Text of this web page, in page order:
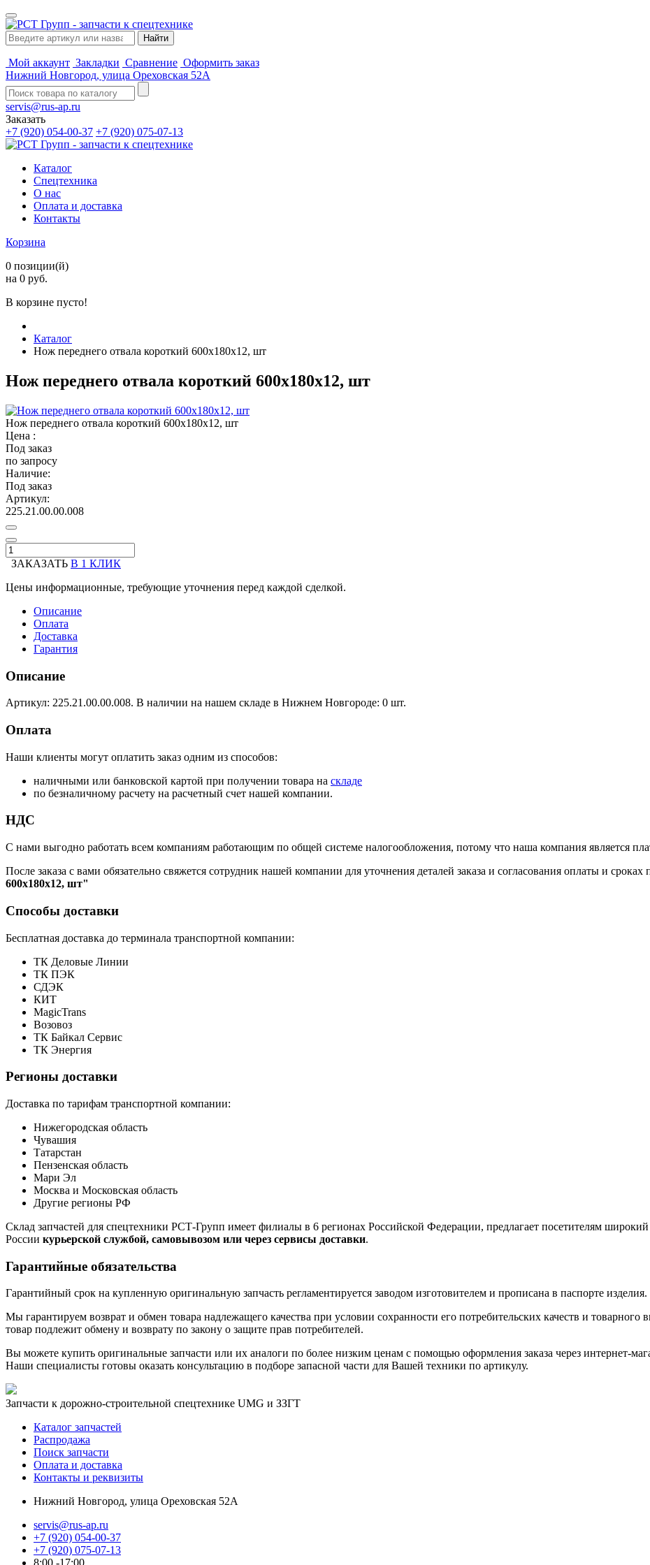
Мой аккаунт Закладки Сравнение Оформить заказ
Нижний Новгород, улица Ореховская 52А
servis@rus-ap.ru
Заказать
+7 (920) 054-00-37 +7 (920) 075-07-13
Каталог
Спецтехника
О нас
Оплата и доставка
Контакты
Корзина
0 позиции(й)
на 0 руб.
В корзине пусто!
Каталог
Нож переднего отвала короткий 600х180х12, шт
Нож переднего отвала короткий 600х180х12, шт
Нож переднего отвала короткий 600х180х12, шт
Цена :
Под заказ
по запросу
Наличие:
Под заказ
Артикул:
225.21.00.00.008
ЗАКАЗАТЬ В 1 КЛИК
Цены информационные, требующие уточнения перед каждой сделкой.
Описание
Оплата
Доставка
Гарантия
Описание
Артикул: 225.21.00.00.008. В наличии на нашем складе в Нижнем Новгороде: 0 шт.
Оплата
Наши клиенты могут оплатить заказ одним из способов:
наличными или банковской картой при получении товара на складе
по безналичному расчету на расчетный счет нашей компании.
НДС
С нами выгодно работать всем компаниям работающим по общей системе налогообложения, потому что наша компания является
После заказа с вами обязательно свяжется сотрудник нашей компании для уточнения деталей заказа и согласования оплаты и сроках
600х180х12, шт"
Способы доставки
Бесплатная доставка до терминала транспортной компании:
ТК Деловые Линии
ТК ПЭК
СДЭК
КИТ
MagicTrans
Возовоз
ТК Байкал Сервис
ТК Энергия
Регионы доставки
Доставка по тарифам транспортной компании:
Нижегородская область
Чувашия
Татарстан
Пензенская область
Мари Эл
Москва и Московская область
Другие регионы РФ
Склад запчастей для спецтехники РСТ-Групп имеет филиалы в 6 регионах Российской Федерации, предлагает посетителям
России курьерской службой, самовывозом или через сервисы доставки.
Гарантийные обязательства
Гарантийный срок на купленную оригинальную запчасть регламентируется заводом изготовителем и прописана в паспорте изделия.
Мы гарантируем возврат и обмен товара надлежащего качества при условии сохранности его потребительских качеств и
товар подлежит обмену и возврату по закону о защите прав потребителей.
Вы можете купить оригинальные запчасти или их аналоги по более низким ценам с помощью оформления заказа через интернет-
Наши специалисты готовы оказать консультацию в подборе запасной части для Вашей техники по артикулу.
Запчасти к дорожно-строительной спецтехнике UMG и ЗЗГТ
Каталог запчастей
Распродажа
Поиск запчасти
Оплата и доставка
Контакты и реквизиты
Нижний Новгород, улица Ореховская 52А
servis@rus-ap.ru
+7 (920) 054-00-37
+7 (920) 075-07-13